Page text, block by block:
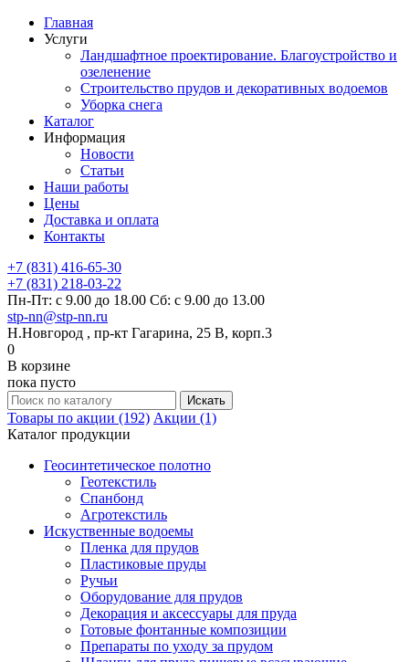
Главная
Услуги
Ландшафтное проектирование. Благоустройство и
озеленение
Строительство прудов и декоративных водоемов
Уборка снега
Каталог
Информация
Новости
Статьи
Наши работы
Цены
Доставка и оплата
Контакты
+7 (831) 416-65-30
+7 (831) 218-03-22
Пн-Пт: с 9.00 до 18.00 Сб: с 9.00 до 13.00
stp-nn@stp-nn.ru
Н.Новгород , пр-кт Гагарина, 25 В, корп.3
0
В корзине
пока пусто
Товары по акции (192) Акции (1)
Каталог продукции
Геосинтетическое полотно
Геотекстиль
Спанбонд
Агротекстиль
Искуственные водоемы
Пленка для прудов
Пластиковые пруды
Ручьи
Оборудование для прудов
Декорация и аксессуары для пруда
Готовые фонтанные композиции
Препараты по уходу за прудом